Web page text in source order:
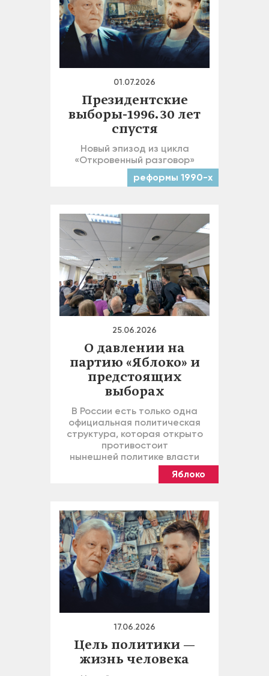
01.07.2026
Президентские
выборы-1996. 30 лет
спустя
Новый эпизод из цикла
«Откровенный разговор»
реформы 1990-х
25.06.2026
О давлении на
партию «Яблоко» и
предстоящих
выборах
В России есть только одна
официальная политическая
структура, которая открыто
противостоит
нынешней политике власти
Яблоко
17.06.2026
Цель политики —
жизнь человека